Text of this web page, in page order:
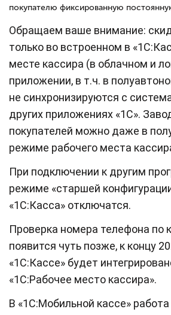
покупателю фиксированную
Обращаем ваше внимание:
только во встроенном в
месте кассира (в облачном и
приложении, в т.ч. в
не синхронизируются с
других приложениях «1С».
покупателей можно даже в
режиме рабочего места
При подключении к другим
режиме «старшей
«1С:Касса» отключатся.
Проверка номера телефона по
появится чуть позже, к концу
«1С:Кассе» будет
«1С:Рабочее место кассира».
В «1С:Мобильной кассе» работа